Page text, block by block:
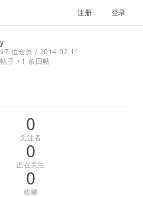
注册 登录
位会员 /2014-02-11
子 • 1 条回帖
0
关注者
0
正在关注
0
收藏